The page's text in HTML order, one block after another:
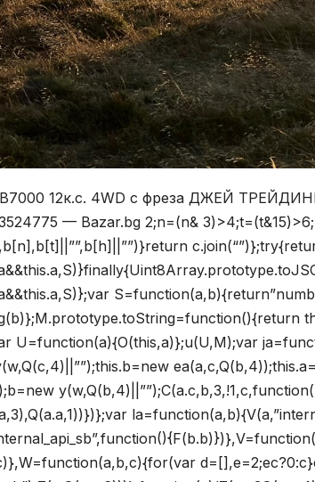
12к.с. 4WD с фреза ДЖЕЙ
— Bazar.bg 2;n=(n&
U=function(a){O(this,a)};u(U,M);var